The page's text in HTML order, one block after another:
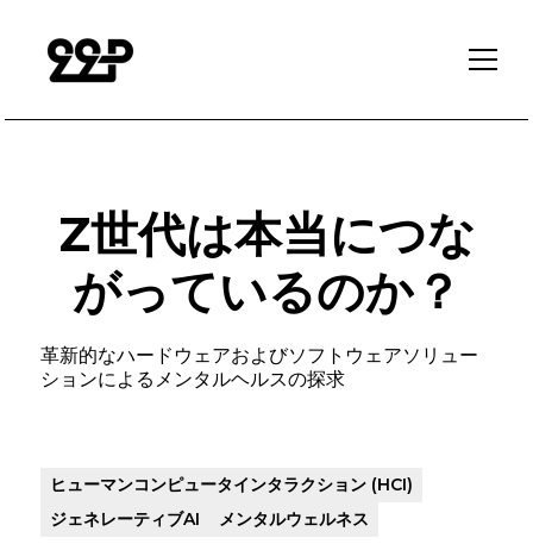
Z世代は本当につな
がっているのか？
革新的なハードウェアおよびソフトウェアソリュー
ションによるメンタルヘルスの探求
ヒューマンコンピュータインタラクション (HCI)
ジェネレーティブAI
メンタルウェルネス